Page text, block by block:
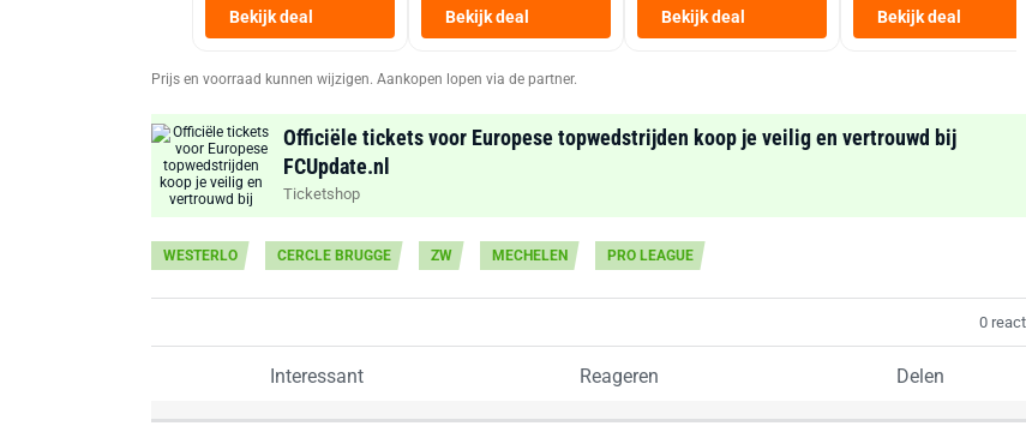
Bekijk deal Bekijk deal
Heteluchtfriteuse
Zwart
Bekijk deal Bekijk deal
Prijs en voorraad kunnen wijzigen. Aankopen lopen via de partner.
Officiële tickets voor Europese topwedstrijden koop je veilig en vertrouwd bij
FCUpdate.nl
Ticketshop
WESTERLO CERCLE BRUGGE ZW MECHELEN PRO LEAGUE
0
Interessant Reageren Delen